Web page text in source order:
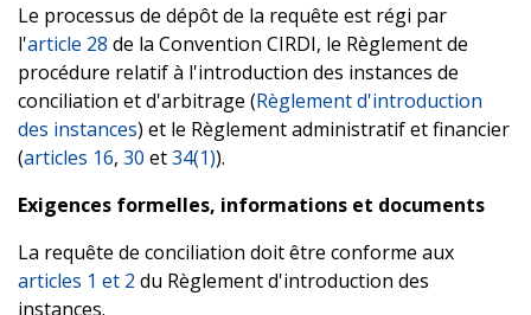
Le processus de dépôt de la requête est régi par
l'article 28 de la Convention CIRDI, le Règlement de
procédure relatif à l'introduction des instances de
conciliation et d'arbitrage (Règlement d'introduction
des instances) et le Règlement administratif et financier
(articles 16, 30 et34(1)).
Exigences formelles, informations et documents
La requête de conciliation doit être conforme aux
articles 1 et 2 du Règlement d'introduction des
instances.